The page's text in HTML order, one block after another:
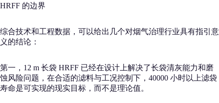
HRFF 的边界
综合技术和工程数据，可以给出几个对烟气治理行业具有指引意
义的结论：
第一，12 m 长袋 HRFF 已经在设计上解决了长袋清灰能力和磨
蚀风险问题，在合适的滤料与工况控制下，40000 小时以上滤袋
寿命是可实现的现实目标，而不是理论值。